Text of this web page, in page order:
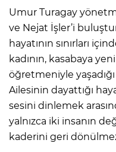
Umur Turagay
ve Nejat İşler’i
hayatının sınırları
kadının, kasabaya
öğretmeniyle
Ailesinin dayattığı
sesini dinlemek
yalnızca iki insanın
kaderini geri